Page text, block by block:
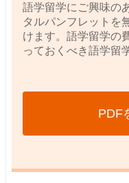
語学留学にご興味の
タルパンフレットを
けます。語学留学の
っておくべき語学留
PDF